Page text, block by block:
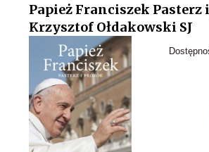
Papież Franciszek Pasterz
Krzysztof Ołdakowski SJ